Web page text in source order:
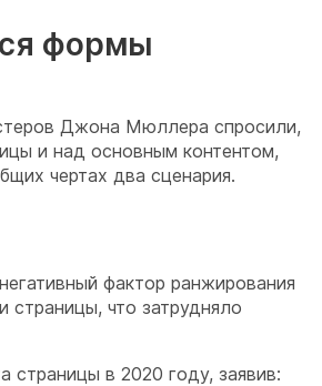
формы
Джона Мюллера спросили,
и над основным контентом,
чертах два сценария.
фактор ранжирования
страницы, что затрудняло
в 2020 году, заявив: